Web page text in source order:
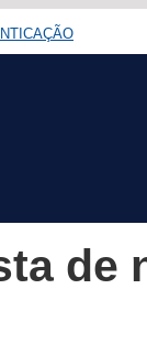
de